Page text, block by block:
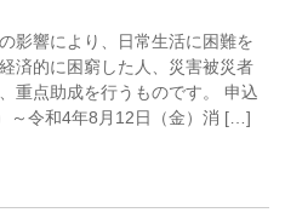
影響により、日常生活に困難を
済的に困窮した人、災害被災者
重点助成を行うものです。 申込
～令和4年8月12日（金）消 […]